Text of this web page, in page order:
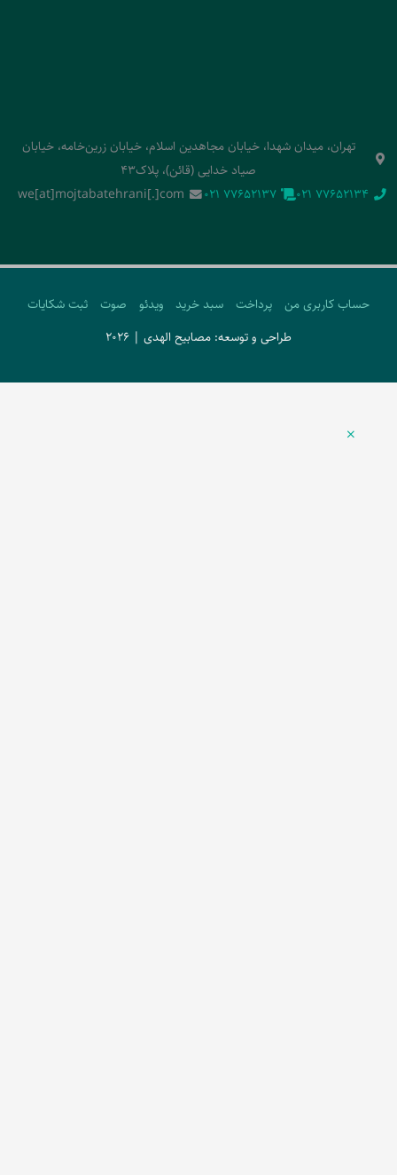
تهران، میدان شهدا، خیابان مجاهدین اسلام، خیابان زرین‌خامه، خیابان
صیاد خدایی (قائن)، پلاک43
‭021 77652134‬
‭021 77652137‬
we[at]mojtabatehrani[.]com
حساب کاربری من پرداخت سبد خرید ویدئو صوت
ثبت شکایات
طراحی و توسعه: مصابیح الهدی | 2026